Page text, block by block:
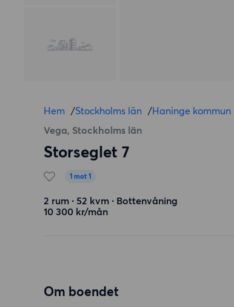
Hem /Stockholms län /Haninge kommun
Vega, Stockholms län
Storseglet 7
1 mot 1
2 rum ∙ 52 kvm ∙ Bottenvåning
10 300 kr/mån
Om boendet